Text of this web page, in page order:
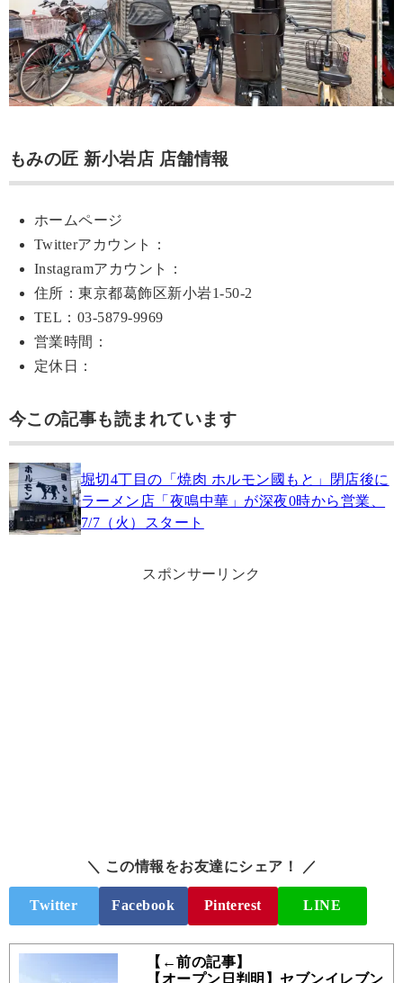
もみの匠 新小岩店 店舗情報
ホームページ
Twitterアカウント：
Instagramアカウント：
住所：東京都葛飾区新小岩1-50-2
TEL：03-5879-9969
営業時間：
定休日：
今この記事も読まれています
堀切4丁目の「焼肉 ホルモン國もと」閉店後に
ラーメン店「夜鳴中華」が深夜0時から営業、
7/7（火）スタート
スポンサーリンク
＼ この情報をお友達にシェア！ ／
Twitter Facebook Pinterest LINE
【←前の記事】
【オープン日判明】セブンイレブン